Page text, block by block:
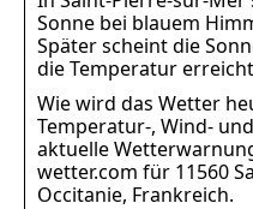
Sonne bei blauem
Später scheint die
die Temperatur
Wie wird das Wetter
Temperatur-, Wind-
aktuelle
wetter.com für 11560
Occitanie, Frankreich.